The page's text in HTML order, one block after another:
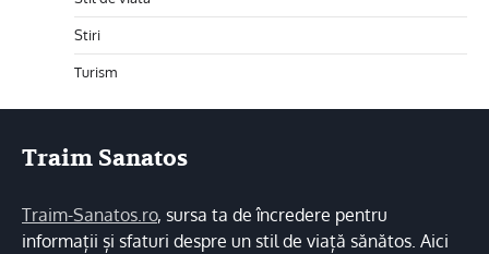
Stiri
Turism
Traim Sanatos
Traim-Sanatos.ro, sursa ta de încredere pentru
informații și sfaturi despre un stil de viață sănătos. Aici